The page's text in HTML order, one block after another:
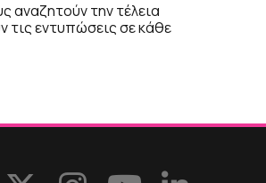
αναζητούν την τέλεια
τις εντυπώσεις σε κάθε